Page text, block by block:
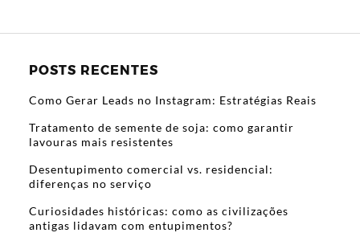
POSTS RECENTES
Como Gerar Leads no Instagram: Estratégias Reais
Tratamento de semente de soja: como garantir
lavouras mais resistentes
Desentupimento comercial vs. residencial:
diferenças no serviço
Curiosidades históricas: como as civilizações
antigas lidavam com entupimentos?